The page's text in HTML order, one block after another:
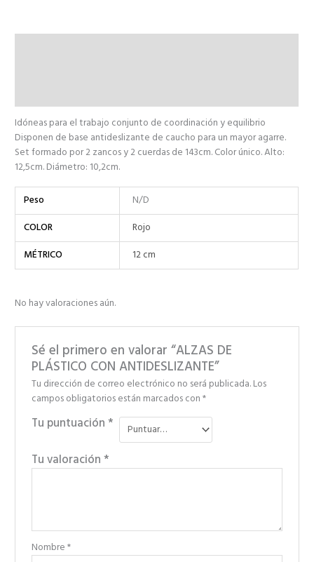
Idóneas para el trabajo conjunto de coordinación y equilibrio
Disponen de base antideslizante de caucho para un mayor agarre.
Set formado por 2 zancos y 2 cuerdas de 143cm. Color único. Alto:
12,5cm. Diámetro: 10,2cm.
Peso
N/D
COLOR
Rojo
MÉTRICO
12 cm
No hay valoraciones aún.
Sé el primero en valorar “ALZAS DE
PLÁSTICO CON ANTIDESLIZANTE”
Tu dirección de correo electrónico no será publicada.Los
campos obligatorios están marcados con*
Tu puntuación*
Tu valoración*
Nombre*